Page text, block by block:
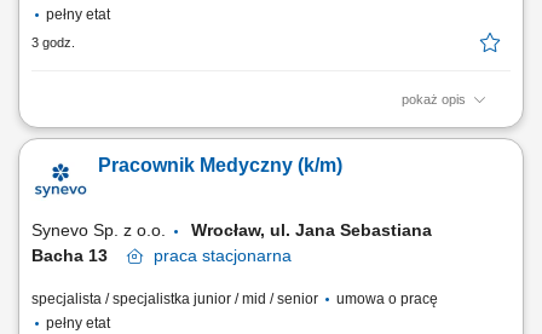
pełny etat
3 godz.
pokaż opis
Opis stanowiska: Obsługa Pacjentów w Punkcie Pobrań; Wykonywanie
Prowadzenie dokumentacji medycznej zgodnie ze standardami Punktu
Pobrań; Obsługa kasy fiskalnej i systemu komputerowego do obsługi
Pracownik Medyczny (k/m)
Synevo Sp. z o.o.
Wrocław, ul. Jana Sebastiana
Bacha 13​
praca stacjonarna
specjalista / specjalistka junior / mid / senior
umowa o pracę
pełny etat